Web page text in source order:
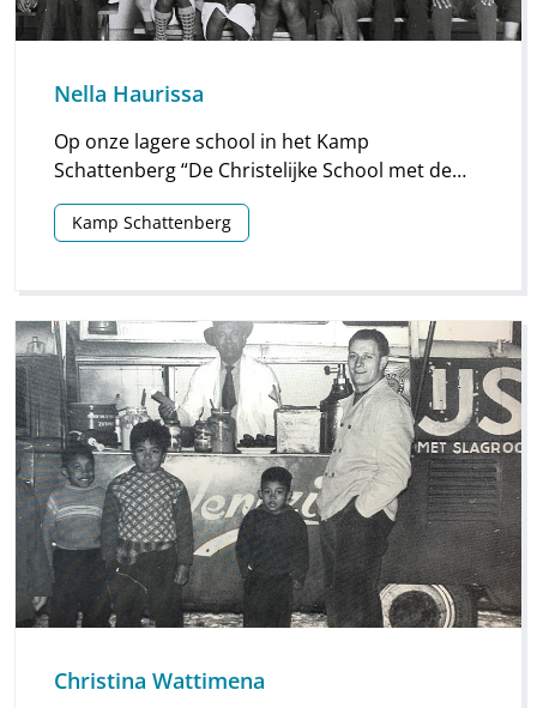
Nella Haurissa
Op onze lagere school in het Kamp
Schattenberg “De Christelijke School met de
Bijbel” werden in 1960 wedstrijden gehouden
onder de klassen 4, 5 en 6 met het voordragen
Kamp Schattenberg
Christina Wattimena